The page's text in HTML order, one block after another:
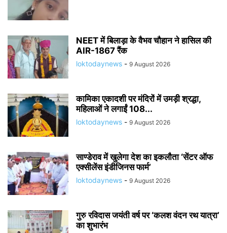
NEET में बिलाड़ा के वैभव चौहान ने हासिल की
AIR-1867 रैंक
loktodaynews - 9 August 2026
कामिका एकादशी पर मंदिरों में उमड़ी श्रद्धा,
महिलाओं ने लगाईं 108...
loktodaynews - 9 August 2026
साण्डेराव में खुलेगा देश का इकलौता ‘सेंटर ऑफ
एक्सीलेंस इंडीजिनस फार्म’
loktodaynews - 9 August 2026
गुरु रविदास जयंती वर्ष पर ‘कलश वंदन रथ यात्रा’
का शुभारंभ